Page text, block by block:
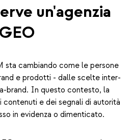
un'agenzia
GEO
sta cambiando come le persone
e prodotti - dalle scelte inter-
brand. In questo contesto, la
e dei segnali di autorità
in evidenza o dimenticato.